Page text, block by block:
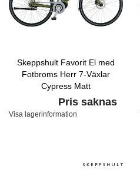
Skeppshult Favorit El med
Fotbroms Herr 7-Växlar
Cypress Matt
Pris saknas
Visa lagerinformation